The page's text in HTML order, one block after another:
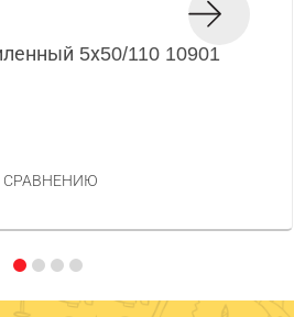
5х50/110 10901
СРАВНЕНИЮ